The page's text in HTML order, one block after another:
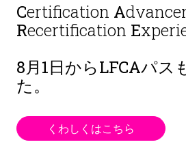
Certification A
Recertification E
8月1日からLFCAパス
た。
くわしくはこちら